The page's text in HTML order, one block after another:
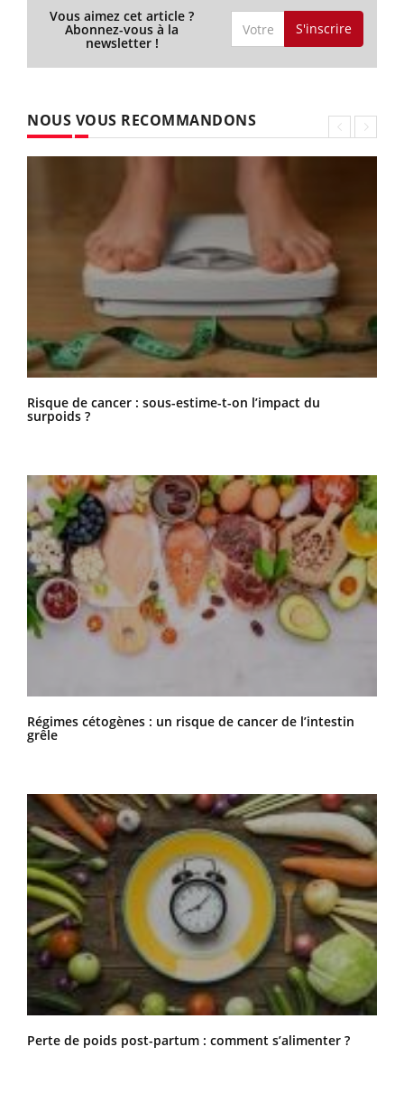
Vous aimez cet article ?
Abonnez-vous à la
newsletter !
S'inscrire
NOUS VOUS RECOMMANDONS
Risque de cancer : sous-estime-t-on l’impact du
surpoids ?
Régimes cétogènes : un risque de cancer de l’intestin
grêle
Perte de poids post-partum : comment s’alimenter ?